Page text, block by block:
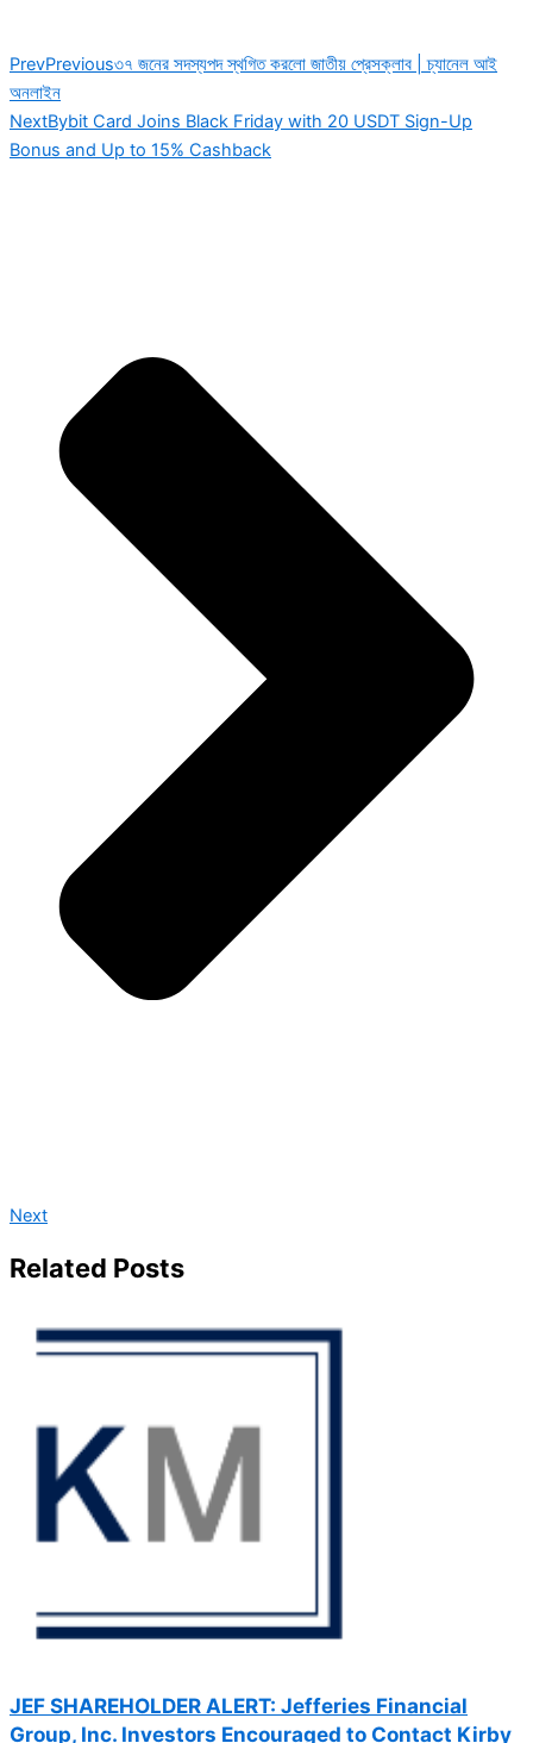
PrevPrevious৩৭ জনের সদস্যপদ স্থগিত করলো জাতীয় প্রেসক্লাব | চ্যানেল আই
অনলাইন
NextBybit Card Joins Black Friday with 20 USDT Sign-Up
Bonus and Up to 15% Cashback
Next
Related Posts
JEF SHAREHOLDER ALERT: Jefferies Financial
Group, Inc. Investors Encouraged to Contact Kirby